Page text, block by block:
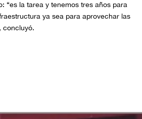
“es la tarea y tenemos tres años para
ya sea para aprovechar las
concluyó.